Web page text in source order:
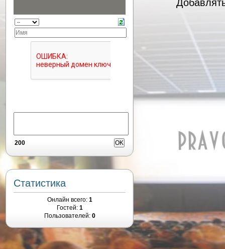
200
Статистика
Онлайн всего: 1
Гостей: 1
Пользователей: 0